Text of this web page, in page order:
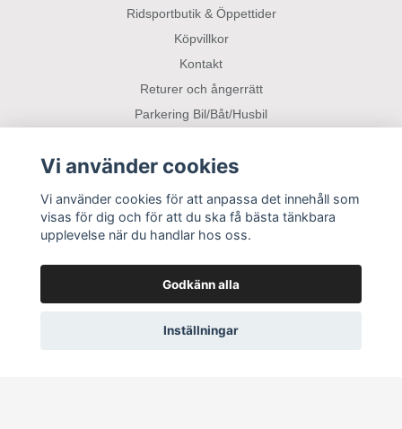
Ridsportbutik & Öppettider
Köpvillkor
Kontakt
Returer och ångerrätt
Parkering Bil/Båt/Husbil
Sociala medier
Vi använder cookies
Vi använder cookies för att anpassa det innehåll som
visas för dig och för att du ska få bästa tänkbara
upplevelse när du handlar hos oss.
Godkänn alla
Inställningar